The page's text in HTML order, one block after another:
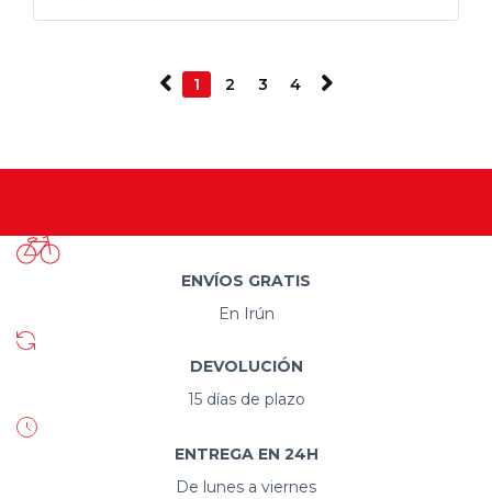
1 2 3 4
ENVÍOS GRATIS
En Irún
DEVOLUCIÓN
15 días de plazo
ENTREGA EN 24H
De lunes a viernes